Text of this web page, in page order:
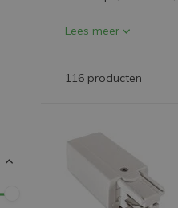
Lees meer
116 producten